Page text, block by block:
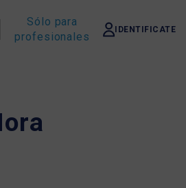
Sólo para
profesionales
IDENTIFICATE